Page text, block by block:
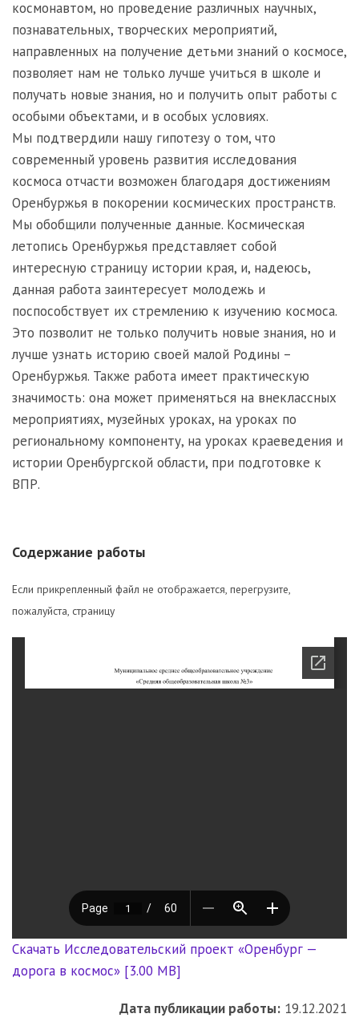
космонавтом, но проведение различных научных,
познавательных, творческих мероприятий,
направленных на получение детьми знаний о космосе,
позволяет нам не только лучше учиться в школе и
получать новые знания, но и получить опыт работы с
особыми объектами, и в особых условиях.
Мы подтвердили нашу гипотезу о том, что
современный уровень развития исследования
космоса отчасти возможен благодаря достижениям
Оренбуржья в покорении космических пространств.
Мы обобщили полученные данные. Космическая
летопись Оренбуржья представляет собой
интересную страницу истории края, и, надеюсь,
данная работа заинтересует молодежь и
поспособствует их стремлению к изучению космоса.
Это позволит не только получить новые знания, но и
лучше узнать историю своей малой Родины –
Оренбуржья. Также работа имеет практическую
значимость: она может применяться на внеклассных
мероприятиях, музейных уроках, на уроках по
региональному компоненту, на уроках краеведения и
истории Оренбургской области, при подготовке к
ВПР.
Содержание работы
Если прикрепленный файл не отображается, перегрузите,
пожалуйста, страницу
Скачать Исследовательский проект «Оренбург —
дорога в космос» [3.00 MB]
Дата публикации работы: 19.12.2021